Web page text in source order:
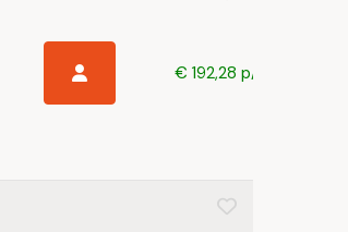
€ 192,28 p/s